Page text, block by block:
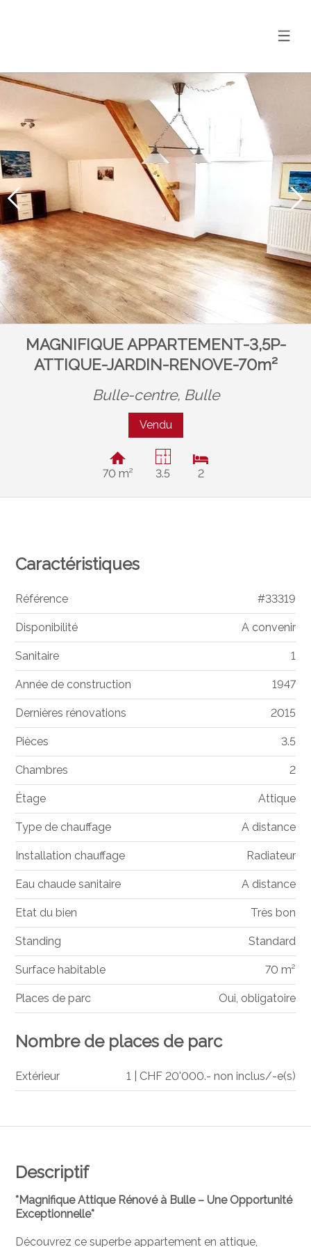
MAGNIFIQUE APPARTEMENT-3,5P-
ATTIQUE-JARDIN-RENOVE-70m²
Bulle-centre, Bulle
Vendu
70 m² 3.5 2
Descriptif
*Magnifique Attique Rénové à Bulle – Une Opportunité
Exceptionnelle*
Découvrez ce superbe appartement en attique,
Caractéristiques
Référence #33319
Disponibilité A convenir
Sanitaire 1
Année de construction 1947
Dernières rénovations 2015
Pièces 3.5
Chambres 2
Étage Attique
Type de chauffage A distance
Installation chauffage Radiateur
Eau chaude sanitaire A distance
Etat du bien Très bon
Standing Standard
Surface habitable 70 m²
Places de parc Oui, obligatoire
Nombre de places de parc
Extérieur 1 | CHF 20'000.- non inclus/-e(s)